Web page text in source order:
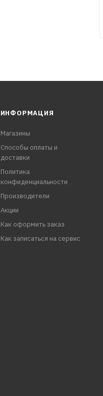
ИНФОРМАЦИЯ
Магазины
Способы оплаты и
доставки
Политика
конфиденциальности
Производители
Акции
Как оформить заказ
Как записаться на сервис